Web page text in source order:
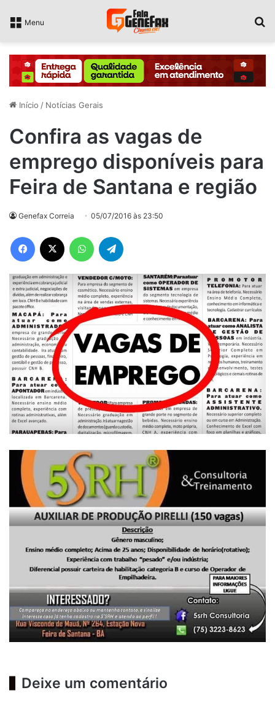
Menu
Início / Notícias Gerais
Confira as vagas de
emprego disponíveis para
Feira de Santana e região
Genefax Correia 05/07/2016 às 23:50
Facebook WhatsApp
Deixe um comentário